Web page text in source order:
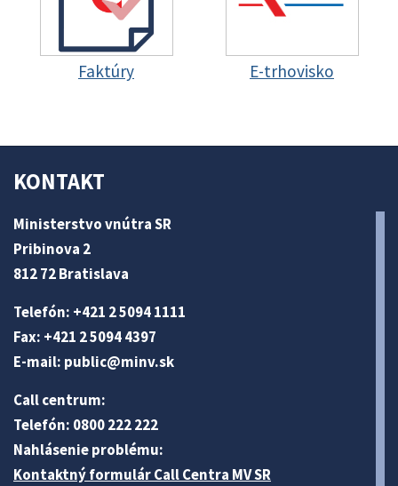
Faktúry E-trhovisko
KONTAKT
Ministerstvo vnútra SR
Pribinova 2
812 72 Bratislava
Telefón: +421 2 5094 1111
Fax: +421 2 5094 4397
E-mail: public@minv.sk
Call centrum:
Telefón: 0800 222 222
Nahlásenie problému:
Kontaktný formulár Call Centra MV SR